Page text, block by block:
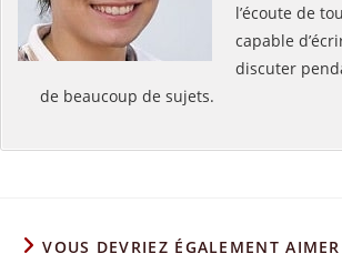
l’écoute de
capable
discuter
de beaucoup de sujets.
VOUS DEVRIEZ ÉGALEMENT AIMER